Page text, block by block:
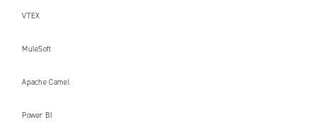
VTEX
MuleSoft
Apache Camel
Power BI